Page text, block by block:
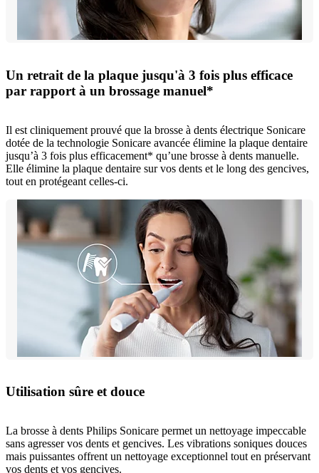
Un retrait de la plaque jusqu'à 3 fois plus efficace
par rapport à un brossage manuel*
Il est cliniquement prouvé que la brosse à dents électrique Sonicare
dotée de la technologie Sonicare avancée élimine la plaque dentaire
jusqu’à 3 fois plus efficacement* qu’une brosse à dents manuelle.
Elle élimine la plaque dentaire sur vos dents et le long des gencives,
tout en protégeant celles-ci.
Utilisation sûre et douce
La brosse à dents Philips Sonicare permet un nettoyage impeccable
sans agresser vos dents et gencives. Les vibrations soniques douces
mais puissantes offrent un nettoyage exceptionnel tout en préservant
vos dents et vos gencives.